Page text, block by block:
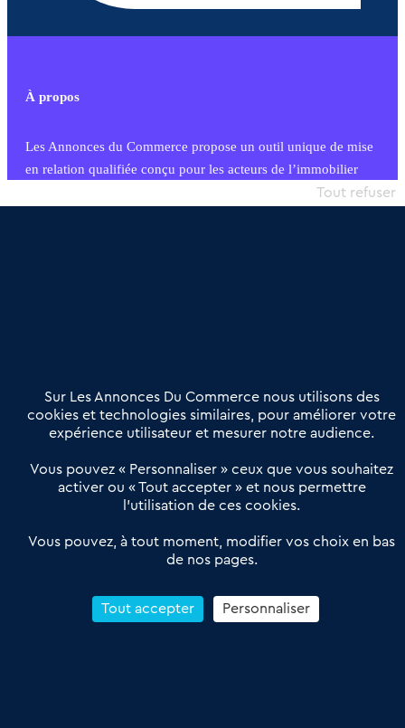
À propos
Les Annonces du Commerce propose un outil unique de mise
en relation qualifiée conçu pour les acteurs de l’immobilier
commercial et les collectivités territoriales, simple et intégrant
Offres Pro
Actualités
Qui sommes nous ?
Derniers articles
Réseau 3C : un partenaire national dédié aux transactions
Petitscommerces : Un partenariat au service du commerce de
proximité et des territoires
Reprendre un Restaurant Rapide
Sur Les Annonces Du Commerce nous utilisons des
cookies et technologies similaires, pour améliorer votre
expérience utilisateur et mesurer notre audience.
Vous pouvez « Personnaliser » ceux que vous souhaitez
activer ou « Tout accepter » et nous permettre
l’utilisation de ces cookies.
Vous pouvez, à tout moment, modifier vos choix en bas
de nos pages.
Tout accepter
Tout refuser
Personnaliser